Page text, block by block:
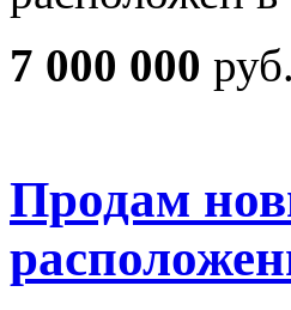
7 000 000 руб.
Продам